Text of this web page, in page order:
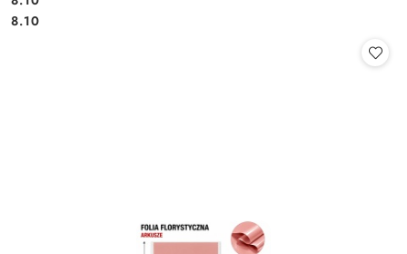
Cena:
Cena:
8.10